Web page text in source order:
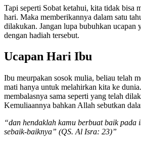
Tapi seperti Sobat ketahui, kita tidak bisa
hari. Maka memberikannya dalam satu
dilakukan. Jangan lupa bubuhkan ucapan
dengan hadiah tersebut.
Ucapan Hari Ibu
Ibu meurpakan sosok mulia, beliau telah
mati hanya untuk melahirkan kita ke
membalasnya sama seperti yang telah
Kemuliaannya bahkan Allah sebutkan
“dan hendaklah kamu berbuat baik pada
sebaik-baiknya” (QS. Al Isra: 23)”